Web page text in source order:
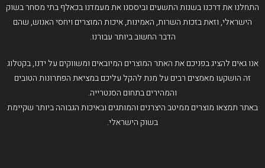
התחלנו את דרכנו בשנות התשעים וביססנו את מעמדנו בכאלף בתי מסחר בשוק
הישראלי, וזאת בזכות השרות, האמינות, איכות המוצרים ויחסי האנוש, שהם
הדבר החשוב ביותר עבורנו.
אנו גאים להציג בפניכם את האתר המוצרים המיובאים ומשווקים על ידנו, בקטלוג
זה הושקעו מאמצים רבים על מנת להקל עליכם במציאת הפתרונות הטובים
והמהירים בתחום הסנטרייה.
באתר תמצאו מוצרים ממיטב היצרנים והמותגים ובאיכות הגבוהה ביותר שקיימת
בשוק הישראלי.